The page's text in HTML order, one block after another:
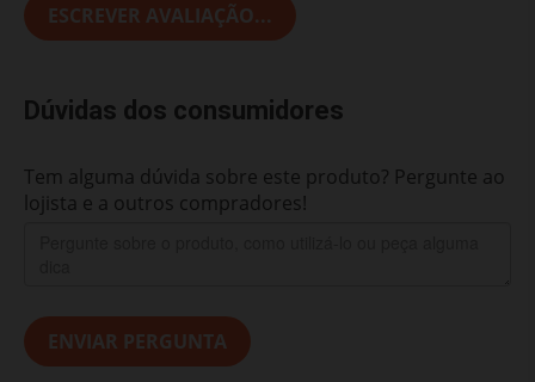
ESCREVER AVALIAÇÃO...
Dúvidas dos consumidores
Tem alguma dúvida sobre este produto? Pergunte ao
lojista e a outros compradores!
ENVIAR PERGUNTA